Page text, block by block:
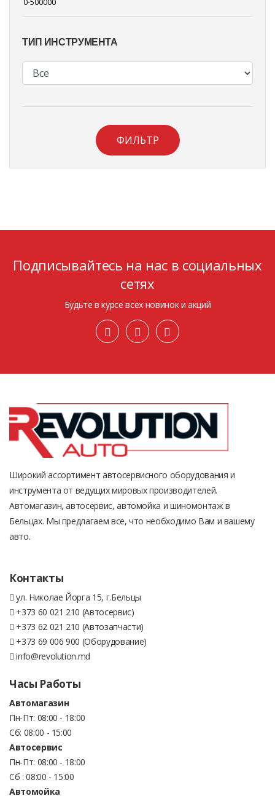
ТИП ИНСТРУМЕНТА
ФИЛЬТР
Подписывайтесь на нас в социальных
сетях
Будьте в курсе всех новинок и акций
Широкий ассортимент автосервисного оборудования и
инструмента от ведущих мировых производителей.
Автомагазин, автосервис, автомойка и шиномонтаж в
Бельцах. Мы предлагаем все, что необходимо Вам и вашему
авто.
Контакты
ул. Николае Йорга 15, г.Бельцы
+373 60 021 210 (Автосервис)
+373 62 021 210 (Автозапчасти)
+373 69 006 900 (Оборудование)
info@revolution.md
Часы Работы
Автомагазин
Пн-Пт: 08:00 - 18:00
Сб: 08:00 - 15:00
Автосервис
Пн-Пт: 08:00 - 18:00
Сб : 08:00 - 15:00
Автомойка